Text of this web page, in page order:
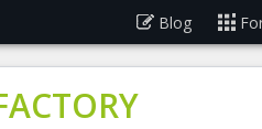
Blog